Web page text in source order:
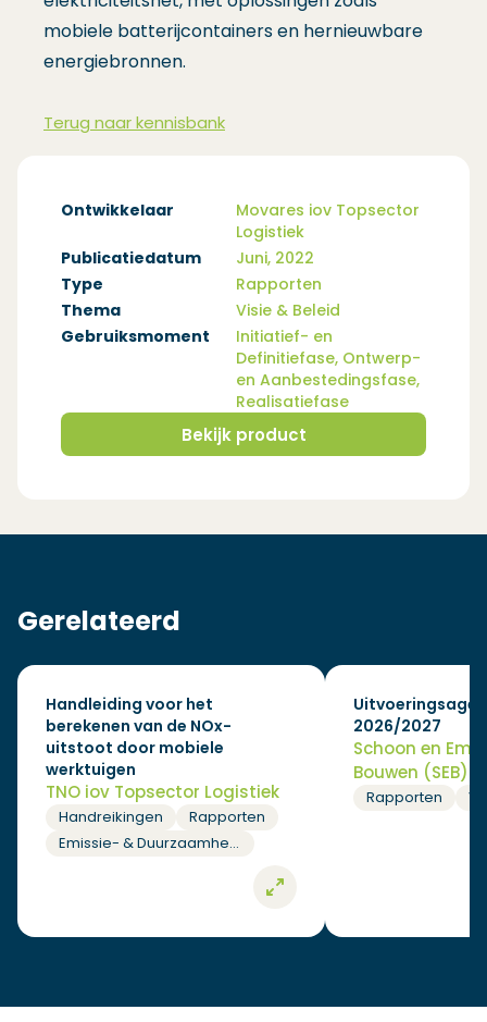
mobiele batterijcontainers en hernieuwbare
energiebronnen.
Terug naar kennisbank
Ontwikkelaar
Movares iov Topsector
Logistiek
Publicatiedatum
Juni, 2022
Type
Rapporten
Thema
Visie & Beleid
Gebruiksmoment
Initiatief- en
Definitiefase, Ontwerp-
en Aanbestedingsfase,
Realisatiefase
Bekijk product
(Opent in een nieuw venster)
Gerelateerd
Handleiding voor het
berekenen van de NOx-
uitstoot door mobiele
werktuigen
TNO iov Topsector Logistiek
Handreikingen
Rapporten
Emissie- & Duurzaamheidsberekeningen
2026/2027
Schoon en
Bouwen (SEB)
Rapporten